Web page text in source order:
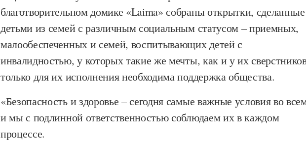
благотворительном домике «Laima» собраны открытки, сделанные
детьми из семей с различным социальным статусом – приемных,
малообеспеченных и семей, воспитывающих детей с
инвалидностью, у которых такие же мечты, как и у их
только для их исполнения необходима поддержка общества.
«Безопасность и здоровье – сегодня самые важные условия во
и мы с подлинной ответственностью соблюдаем их в каждом
процессе.